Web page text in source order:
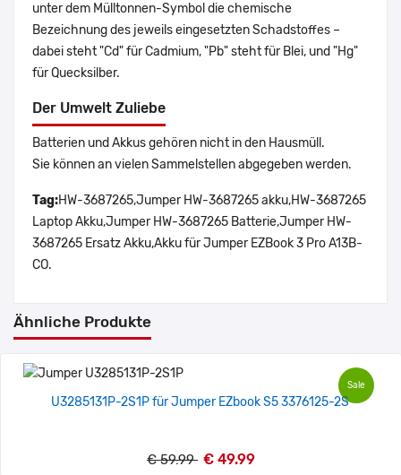
unter dem Mülltonnen-Symbol die chemische
Bezeichnung des jeweils eingesetzten Schadstoffes –
dabei steht "Cd" für Cadmium, "Pb" steht für Blei, und "Hg"
für Quecksilber.
Der Umwelt Zuliebe
Batterien und Akkus gehören nicht in den Hausmüll.
Sie können an vielen Sammelstellen abgegeben werden.
Tag:HW-3687265,Jumper HW-3687265 akku,HW-3687265
Laptop Akku,Jumper HW-3687265 Batterie,Jumper HW-
3687265 Ersatz Akku,Akku für Jumper EZBook 3 Pro A13B-
CO.
Ähnliche Produkte
Sale
U3285131P-2S1P für Jumper EZbook S5 3376125-2S
€ 59.99 € 49.99